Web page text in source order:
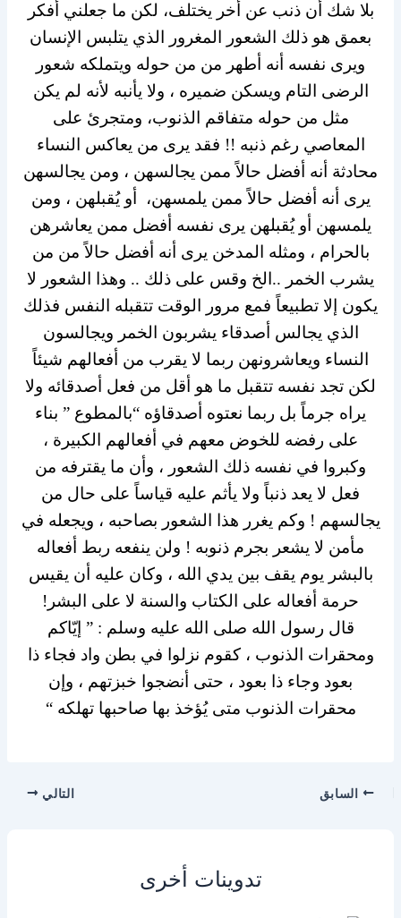
بلا شك أن ذنب عن أخر يختلف، لكن ما جعلني أفكر
بعمق هو ذلك الشعور المغرور الذي يتلبس الإنسان
ويرى نفسه أنه أطهر من من حوله ويتملكه شعور
الرضى التام ويسكن ضميره ، ولا يأنبه لأنه لم يكن
مثل من حوله متفاقم الذنوب، ومتجرئ على
المعاصي رغم ذنبه !! فقد يرى من يعاكس النساء
محادثة أنه أفضل حالاً ممن يجالسهن ، ومن يجالسهن
يرى أنه أفضل حالاً ممن يلمسهن، أو يُقبلهن ، ومن
يلمسهن أو يُقبلهن يرى نفسه أفضل ممن يعاشرهن
بالحرام ، ومثله المدخن يرى أنه أفضل حالاً من من
يشرب الخمر ..الخ وقس على ذلك .. وهذا الشعور لا
يكون إلا تطبيعاً فمع مرور الوقت تتقبله النفس فذلك
الذي يجالس أصدقاء يشربون الخمر ويجالسون
النساء ويعاشرونهن ربما لا يقرب من أفعالهم شيئاً
لكن تجد نفسه تتقبل ما هو أقل من فعل أصدقائه ولا
يراه جرماً بل ربما نعتوه أصدقاؤه “بالمطوع ” بناء
على رفضه للخوض معهم في أفعالهم الكبيرة ،
وكبروا في نفسه ذلك الشعور ، وأن ما يقترفه من
فعل لا يعد ذنباً ولا يأثم عليه قياساً على حال من
يجالسهم ! وكم يغرر هذا الشعور بصاحبه ، ويجعله في
مأمن لا يشعر بجرم ذنوبه ! ولن ينفعه ربط أفعاله
بالبشر يوم يقف بين يدي الله ، وكان عليه أن يقيس
حرمة أفعاله على الكتاب والسنة لا على البشر!
قال رسول الله صلى الله عليه وسلم : ” إيّاكم
ومحقرات الذنوب ، كقوم نزلوا في بطن واد فجاء ذا
بعود وجاء ذا بعود ، حتى أنضجوا خبزتهم ، وإن
محقرات الذنوب متى يُؤخذ بها صاحبها تهلكه “
السابق التالي
تدوينات أخرى